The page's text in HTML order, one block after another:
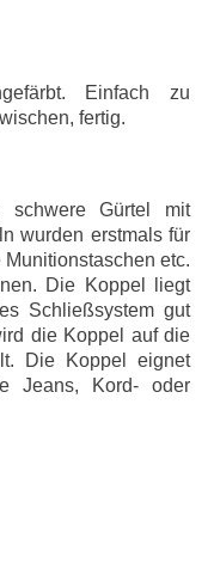
Einfach zu
fertig.
schwere Gürtel mit
wurden erstmals für
etc.
Die Koppel liegt
Schließsystem gut
die Koppel auf die
Die Koppel eignet
Jeans, Kord- oder